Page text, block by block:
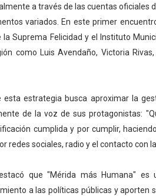
en Mérida con plan de
del OAN para la instalación del
a través de las cuentas oficiales
variados. En este primer
Suprema Felicidad y el Instituto
como Luis Avendaño, Victoria
estrategia busca aproximar la
de la voz de sus protagonistas:
cumplida y por cumplir,
redes sociales, radio y el contacto con
que "Mérida más Humana" es
a las políticas públicas y aporten